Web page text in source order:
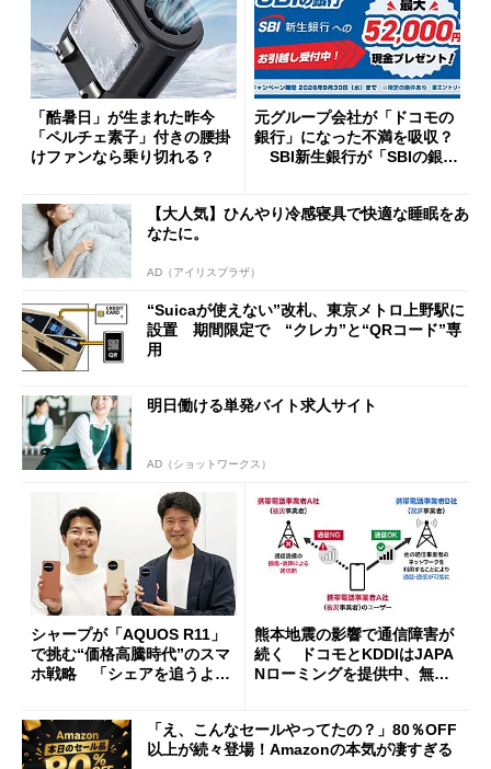
「酷暑日」が生まれた昨今
「ペルチェ素子」付きの腰掛
けファンなら乗り切れる？
元グループ会社が「ドコモの
銀行」になった不満を吸収？
SBI新生銀行が「SBIの銀
開催
【大人気】ひんやり冷感寝具で快適な睡眠をあ
なたに。
AD（アイリスプラザ）
“Suicaが使えない”改札、東京メトロ上野駅に
設置 期間限定で “クレカ”と“QRコード”専
用
明日働ける単発バイト求人サイト
AD（ショットワークス）
シャープが「AQUOS R11」
で挑む“価格高騰時代”のスマ
ホ戦略 「シェアを追うより
熊本地震の影響で通信障害が
続く ドコモとKDDIはJAPA
Nローミングを提供中、無料
「え、こんなセールやってたの？」80％OFF
以上が続々登場！Amazonの本気が凄すぎる